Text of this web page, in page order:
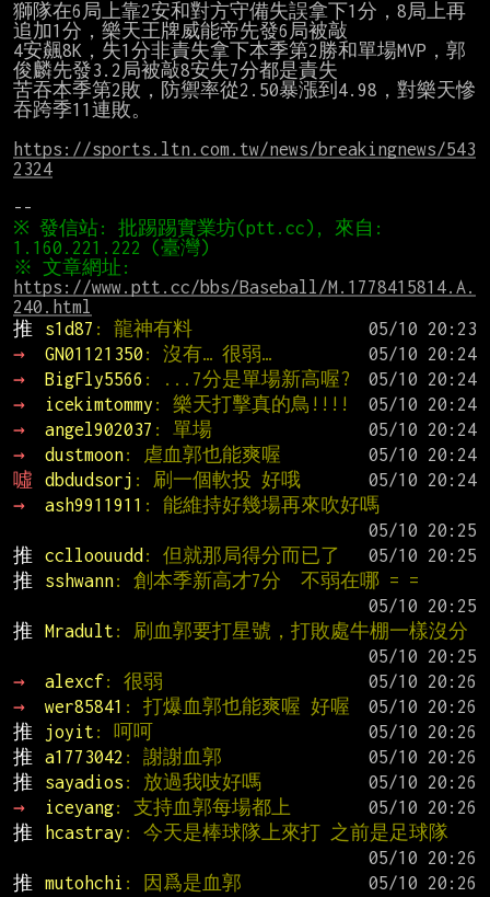
獅隊在6局上靠2安和對方守備失誤拿下1分，8局上再
追加1分，樂天王牌威能帝先發6局被敲
4安飆8K，失1分非責失拿下本季第2勝和單場MVP，郭
俊麟先發3.2局被敲8安失7分都是責失
苦吞本季第2敗，防禦率從2.50暴漲到4.98，對樂天慘
吞跨季11連敗。
https://sports.ltn.com.tw/news/breakingnews/543
2324
※ 發信站: 批踢踢實業坊(ptt.cc), 來自:
https://www.ptt.cc/bbs/Baseball/M.1778415814.A.
240.html
推
s1d87 : 龍神有料
→
GN01121350 : 沒有… 很弱…
→
BigFly5566 : ...7分是單場新高喔?
→
icekimtommy : 樂天打擊真的鳥!!!!
→
angel902037 : 單場
→
dustmoon: 虐血郭也能爽喔
噓
dbdudsorj : 刷一個軟投 好哦
→
ash9911911 : 能維持好幾場再來吹好嗎
推
cclloouudd : 但就那局得分而已了
推
sshwann: 創本季新高才7分  不弱在哪 = =
推
Mradult : 刷血郭要打星號，打敗處牛棚一樣沒分
→
alexcf: 很弱
→
wer85841 : 打爆血郭也能爽喔 好喔
推
joyit : 呵呵
推
a1773042 : 謝謝血郭
推
sayadios : 放過我吱好嗎
→
iceyang: 支持血郭每場都上
推
hcastray : 今天是棒球隊上來打 之前是足球隊
推
mutohchi : 因爲是血郭